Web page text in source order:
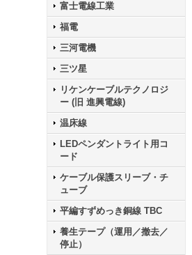
富士電線工業
福電
三河電機
三ツ星
リケンケーブルテクノロジ
ー (旧 進興電線)
温床線
LEDペンダントライト用コ
ード
ケーブル保護スリーブ・チ
ューブ
平編すずめっき銅線 TBC
養生テープ（運用／撤去／
停止）